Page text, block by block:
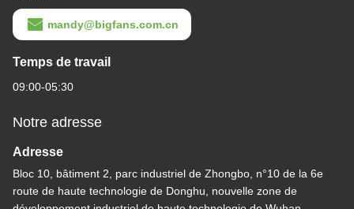
mandy@bigfans.com.cn
Temps de travail
09:00-05:30
Notre adresse
Adresse
Bloc 10, bâtiment 2, parc industriel de Zhongbo, n°10 de la 6e
route de haute technologie de Donghu, nouvelle zone de